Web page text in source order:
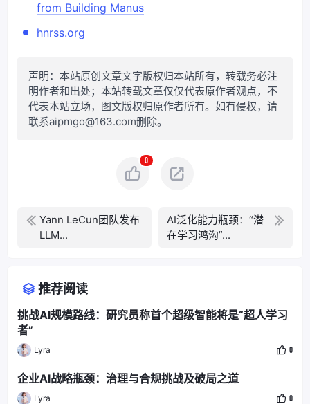
from Building Manus
hnrss.org
声明：本站原创文章文字版权归本站所有，转载务必注
明作者和出处；本站转载文章仅仅代表原作者观点，不
代表本站立场，图文版权归原作者所有。如有侵权，请
联系aipmgo@163.com删除。
0
Yann LeCun团队发布
LLM...
AI泛化能力瓶颈：“潜
在学习鸿沟”...
推荐阅读
挑战AI规模路线：研究员称首个超级智能将是“超人学习
者”
Lyra 0
企业AI战略瓶颈：治理与合规挑战及破局之道
Lyra 0